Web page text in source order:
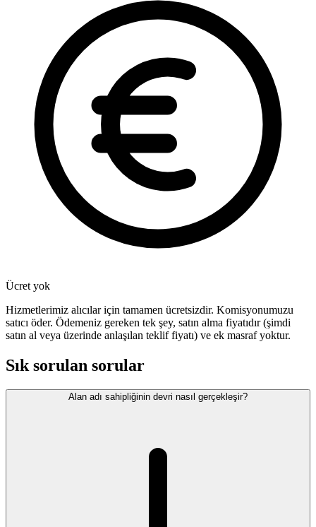
Ücret yok
Hizmetlerimiz alıcılar için tamamen ücretsizdir. Komisyonumuzu
satıcı öder. Ödemeniz gereken tek şey, satın alma fiyatıdır (şimdi
satın al veya üzerinde anlaşılan teklif fiyatı) ve ek masraf yoktur.
Sık sorulan sorular
Alan adı sahipliğinin devri nasıl gerçekleşir?